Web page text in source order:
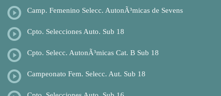
Camp. Femenino Selecc. AutonÃ³micas de Sevens
Cpto. Selecciones Auto. Sub 18
Cpto. Selecc. AutonÃ³micas Cat. B Sub 18
Campeonato Fem. Selecc. Aut. Sub 18